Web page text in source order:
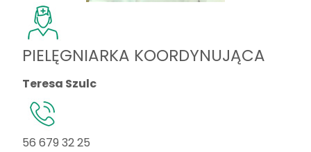
PIELĘGNIARKA KOORDYNUJĄCA
Teresa Szulc
56 679 32 25